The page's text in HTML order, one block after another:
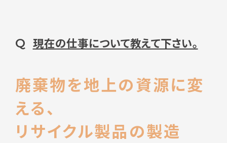
Q 現在の仕事について教えて下さい。
廃棄物を地上の資源に変
える、
リサイクル製品の製造